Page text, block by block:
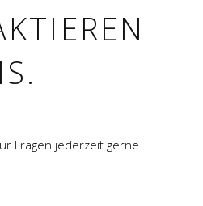
Fragen jederzeit gerne